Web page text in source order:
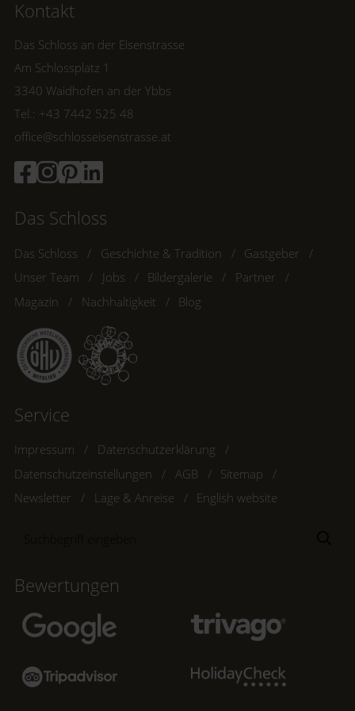
Kontakt
Das Schloss an der Eisenstrasse
Am Schlossplatz 1
3340 Waidhofen an der Ybbs
Tel.: +43 7442 525 48
office@schlosseisenstrasse.at
Das Schloss
Das Schloss Geschichte & Tradition
Gastgeber
Unser Team
Jobs Bildergalerie
Partner
Magazin
Nachhaltigkeit Blog
Service
Impressum
Datenschutzerklärung
Datenschutzeinstellungen
AGB
Sitemap
Newsletter
Lage & Anreise English website
Bewertungen